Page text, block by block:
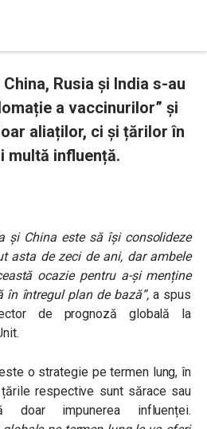
Rusia și India s-au
a vaccinurilor” și
aliaților, ci și țărilor în
multă influență.
și China este să își consolideze
asta de zeci de ani, dar ambele
ocazie pentru a-și menține
în întregul plan de bază”,a spus
de prognoză globală la
o strategie pe termen lung, în
respective sunt sărace sau
doar impunerea influenței.